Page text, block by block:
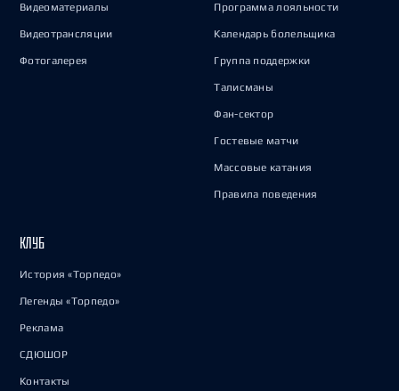
Видеоматериалы
Видеотрансляции
Фотогалерея
Программа лояльности
Календарь болельщика
Группа поддержки
Талисманы
Фан-сектор
Гостевые матчи
Массовые катания
Правила поведения
КЛУБ
История «Торпедо»
Легенды «Торпедо»
Реклама
СДЮШОР
Контакты